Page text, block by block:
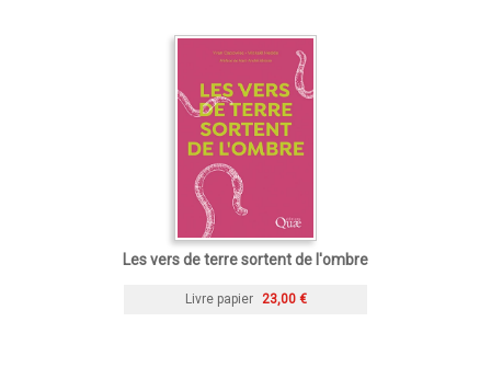
Les vers de terre sortent de l'ombre
Livre papier 23,00 €